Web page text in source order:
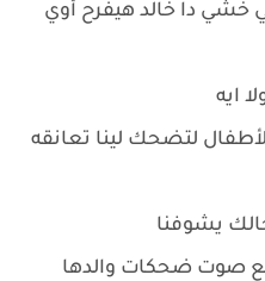
خشي دا خالد هيفرح أوي
ايه
لتضحك لينا تعانقه
يشوفنا
صوت ضحكات والدها